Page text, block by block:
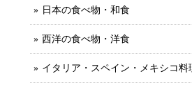
日本の食べ物・和食
西洋の食べ物・洋食
イタリア・スペイン・メキシコ料